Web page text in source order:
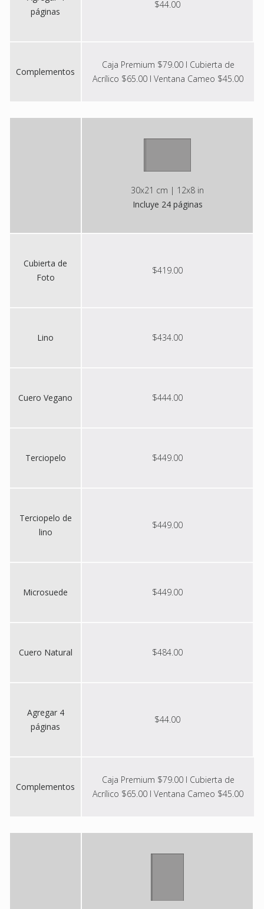
páginas
$44.00
Complementos
Caja Premium $79.00 I Cubierta de
Acrílico $65.00 I Ventana Cameo $45.00
30x21 cm | 12x8 in
Incluye 24 páginas
Cubierta de
Foto
$419.00
Lino $434.00
Cuero Vegano $444.00
Terciopelo $449.00
Terciopelo de
lino
$449.00
Microsuede $449.00
Cuero Natural $484.00
Agregar 4
páginas
$44.00
Complementos
Caja Premium $79.00 I Cubierta de
Acrílico $65.00 I Ventana Cameo $45.00